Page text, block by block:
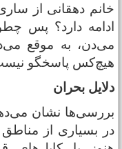
دهقانی از
دارد؟ پس
به موقع
پاسخگو
بحران
نشان می‌دهد
بسیاری از مناطق